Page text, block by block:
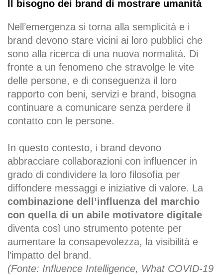
Il bisogno dei brand di mostrare umanità
Nell’emergenza si torna alla semplicità e i
brand devono stare vicini ai loro pubblici che
sono alla ricerca di una nuova normalità. Di
fronte a un fenomeno che stravolge le vite
delle persone, e di conseguenza il loro
rapporto con beni, servizi e brand, bisogna
continuare a comunicare senza perdere il
contatto con le persone.
In questo contesto, i brand devono
abbracciare collaborazioni con influencer in
grado di condividere la loro filosofia per
diffondere messaggi e iniziative di valore. La
combinazione dell’influenza del marchio
con quella di un abile motivatore digitale
diventa così uno strumento potente per
aumentare la consapevolezza, la visibilità e
l’impatto del brand.
(Fonte: Influence Intelligence, What COVID-19